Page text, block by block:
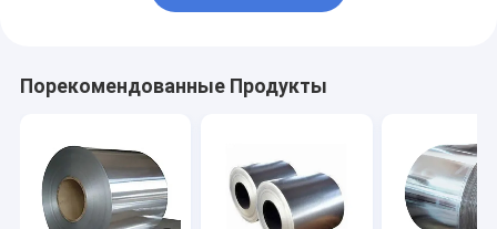
Порекомендованные Продукты